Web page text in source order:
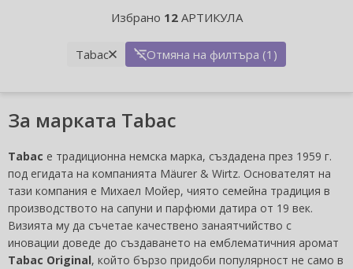
Избрано 12АРТИКУЛА
Tabac Отмяна на филтъра (1)
За марката Tabac
Tabac е традиционна немска марка, създадена през 1959 г.
под егидата на компанията Mäurer & Wirtz. Основателят на
тази компания е Михаел Мойер, чиято семейна традиция в
производството на сапуни и парфюми датира от 19 век.
Визията му да съчетае качествено занаятчийство с
иновации доведе до създаването на емблематичния аромат
Tabac Original, който бързо придоби популярност не само в